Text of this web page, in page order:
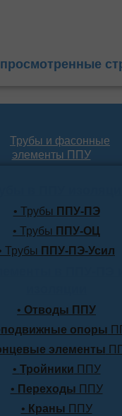
Трубы и фасонные
элементы ППУ
• Трубы ППУ-ПЭ
• Трубы ППУ-ОЦ
Трубы ППУ-ПЭ-Усил
• Отводы ППУ
опоры
элементы
• Тройники ППУ
• Переходы ППУ
• Краны ППУ